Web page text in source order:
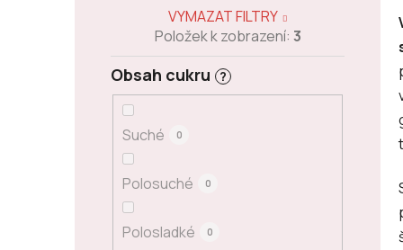
Obsah cukru ?
Suché 0
Polosuché 0
Polosladké 0
VYMAZAT FILTRY
Položek k zobrazení: 3